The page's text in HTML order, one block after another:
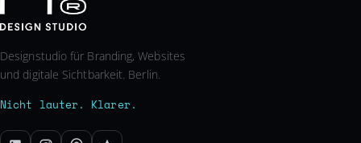
Designstudio für Branding, Websites
und digitale Sichtbarkeit. Berlin.
Nicht lauter. Klarer.